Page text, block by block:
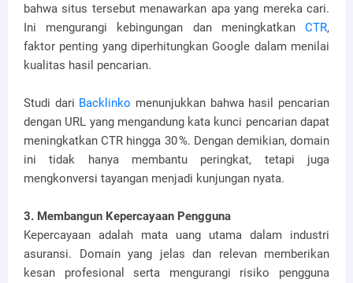
bahwa situs tersebut menawarkan apa yang mereka cari.
Ini mengurangi kebingungan dan meningkatkan CTR,
faktor penting yang diperhitungkan Google dalam menilai
kualitas hasil pencarian.
Studi dari Backlinko menunjukkan bahwa hasil pencarian
dengan URL yang mengandung kata kunci pencarian dapat
meningkatkan CTR hingga 30 %. Dengan demikian, domain
ini tidak hanya membantu peringkat, tetapi juga
mengkonversi tayangan menjadi kunjungan nyata.
3. Membangun Kepercayaan Pengguna
Kepercayaan adalah mata uang utama dalam industri
asuransi. Domain yang jelas dan relevan memberikan
kesan profesional serta mengurangi risiko pengguna